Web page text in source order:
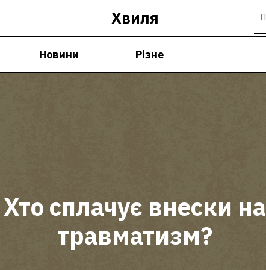
Хвиля
Новини Різне
Хто сплачує внески на
травматизм?